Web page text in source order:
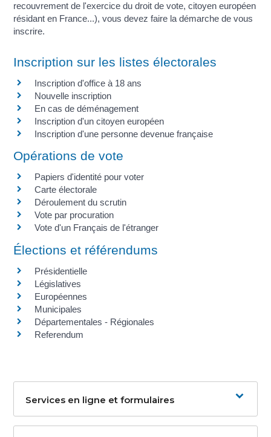
recouvrement de l'exercice du droit de vote, citoyen européen
résidant en France...), vous devez faire la démarche de vous
inscrire.
Inscription sur les listes électorales
Inscription d'office à 18 ans
Nouvelle inscription
En cas de déménagement
Inscription d'un citoyen européen
Inscription d'une personne devenue française
Opérations de vote
Papiers d'identité pour voter
Carte électorale
Déroulement du scrutin
Vote par procuration
Vote d'un Français de l'étranger
Élections et référendums
Présidentielle
Législatives
Européennes
Municipales
Départementales - Régionales
Referendum
Services en ligne et formulaires